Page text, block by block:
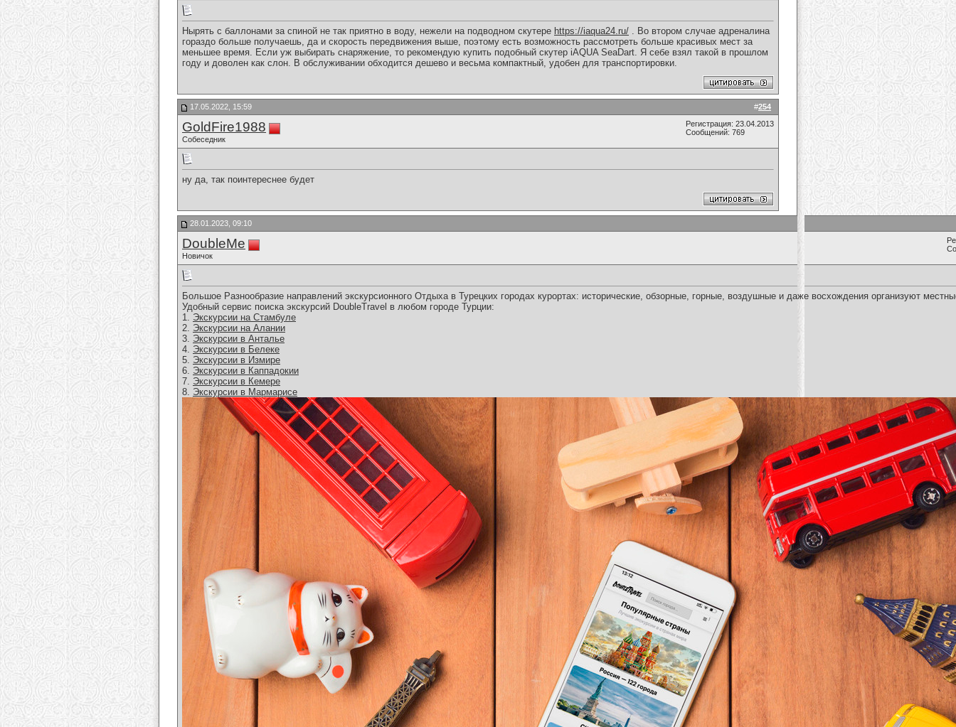
Нырять с баллонами за спиной не так приятно в воду, нежели на подводном скутере https://iaqua24.ru/ . Во втором случае адреналина
гораздо больше получаешь, да и скорость передвижения выше, поэтому есть возможность рассмотреть больше красивых мест за
меньшее время. Если уж выбирать снаряжение, то рекомендую купить подобный скутер iAQUA SeaDart. Я себе взял такой в прошлом
году и доволен как слон. В обслуживании обходится дешево и весьма компактный, удобен для транспортировки.
#254
17.05.2022, 15:59
GoldFire1988
Собеседник
Регистрация: 23.04.2013
Сообщений: 769
ну да, так поинтереснее будет
28.01.2023, 09:10
DoubleMe
Новичок
Большое Разнообразие направлений экскурсионного Отдыха в Турецких городах курортах: исторические, обзорные, горные, воздушные и даже восхождения организуют
Удобный сервис поиска экскурсий DoubleTravel в любом городе Турции:
1. Экскурсии на Стамбуле
2. Экскурсии на Алании
3. Экскурсии в Анталье
4. Экскурсии в Белеке
5. Экскурсии в Измире
6. Экскурсии в Каппадокии
7. Экскурсии в Кемере
8. Экскурсии в Мармарисе